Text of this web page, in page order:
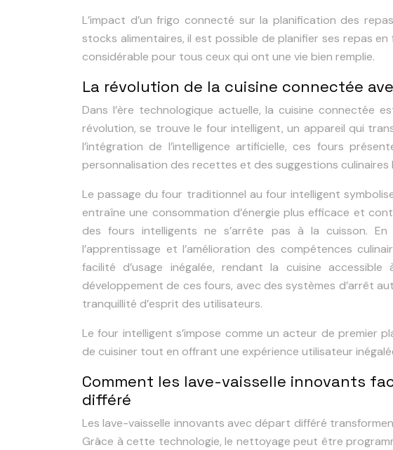
L’impact d’un frigo connecté sur la planification des
stocks alimentaires, il est possible de planifier ses repas
considérable pour tous ceux qui ont une vie bien remplie.
La révolution de la cuisine connectée
Dans l’ère technologique actuelle, la cuisine
révolution, se trouve le four intelligent, un appareil qui
l’intégration de l’intelligence artificielle, ces fours
personnalisation des recettes et des suggestions culinaires
Le passage du four traditionnel au four intelligent
entraîne une consommation d’énergie plus efficace et
des fours intelligents ne s’arrête pas à la cuisson.
l’apprentissage et l’amélioration des compétences
facilité d’usage inégalée, rendant la cuisine
développement de ces fours, avec des systèmes d’arrêt
tranquillité d’esprit des utilisateurs.
Le four intelligent s’impose comme un acteur de premier
de cuisiner tout en offrant une expérience utilisateur
Comment les lave-vaisselle innovants
différé
Les lave-vaisselle innovants avec départ différé
Grâce à cette technologie, le nettoyage peut être